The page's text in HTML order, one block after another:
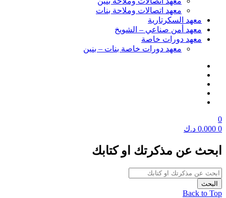
معهد اتصالات وملاحة بنات
معهد السكرتارية
معهد أمن صناعي – الشويخ
معهد دورات خاصة
معهد دورات خاصة بنات – بنين
0
0
0.000 د.ك
ابحث عن مذكرتك او كتابك
Back to Top